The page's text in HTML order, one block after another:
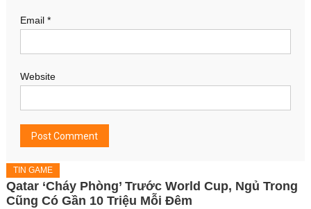
Email *
Website
TIN GAME
Qatar ‘cháy Phòng’ Trước World Cup, Ngủ Trong
Cũng Có Gần 10 Triệu Mỗi Đêm